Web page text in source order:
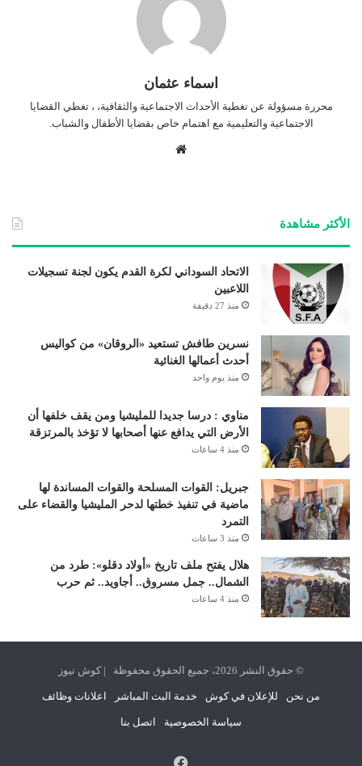
اسماء عثمان
محررة مسؤولة عن تغطية الأحداث الاجتماعية والثقافية، ، تغطي القضايا
الاجتماعية والتعليمية مع اهتمام خاص بقضايا الأطفال والشباب.
الأكثر مشاهدة
الاتحاد السوداني لكرة القدم يكون لجنة تسجيلات
اللاعبين
منذ 27 دقيقة
نسرين طافش تستعيد «الروقان» من كواليس
أحدث أعمالها الغنائية
منذ يوم واحد
مناوي : درسا جديدا للمليشيا ومن يقف خلفها أن
الأرض التي يدافع عنها أصحابها لا تؤخذ بالمرتزقة
منذ 4 ساعات
جبريل: القوات المسلحة والقوات المساندة لها
ماضية في تنفيذ خطتها لدحر المليشيا والقضاء على
التمرد
منذ 3 ساعات
هلال يفتح ملف تاريخ «أولاد دقلو»: طرد من
الشمال.. جمل مسروق.. أجاويد.. ثم حرب
منذ 4 ساعات
© حقوق النشر 2026، جميع الحقوق محفوظة | كوش نيوز
من نحن للإعلان في كوش خدمة البث المباشر اعلانات وظائف
سياسة الخصوصية اتصل بنا